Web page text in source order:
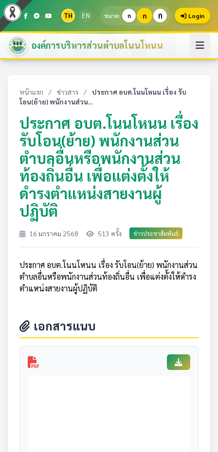
TH EN ขนาด: ก ก ก Login
องค์การบริหารส่วนตำบลโนนโหนน
หน้าแรก / ข่าวสาร /
ประกาศ อบต.โนนโหนน เรื่อง รับ
โอน(ย้าย) พนักงานส่วน...
ประกาศ อบต.โนนโหนน เรื่อง
รับโอน(ย้าย) พนักงานส่วน
ตำบลอื่นหรือพนักงานส่วน
ท้องถิ่นอื่น เพื่อแต่งตั้งให้
ดำรงตำแหน่งสายงานผู้
ปฏิบัติ
16 มกราคม 2568 513 ครั้ง ข่าวประชาสัมพันธ์
ประกาศ อบต.โนนโหนน เรื่อง รับโอน(ย้าย) พนักงานส่วน
ตำบลอื่นหรือพนักงานส่วนท้องถิ่นอื่น เพื่อแต่งตั้งให้ดำรง
ตำแหน่งสายงานผู้ปฏิบัติ
เอกสารแนบ